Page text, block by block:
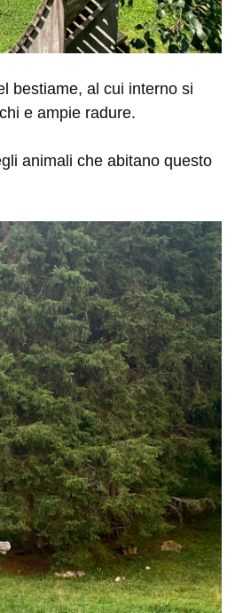
bestiame, al cui interno si
e ampie radure.
animali che abitano questo